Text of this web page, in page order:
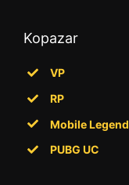
Kopazar
VP
RP
Mobile
PUBG UC